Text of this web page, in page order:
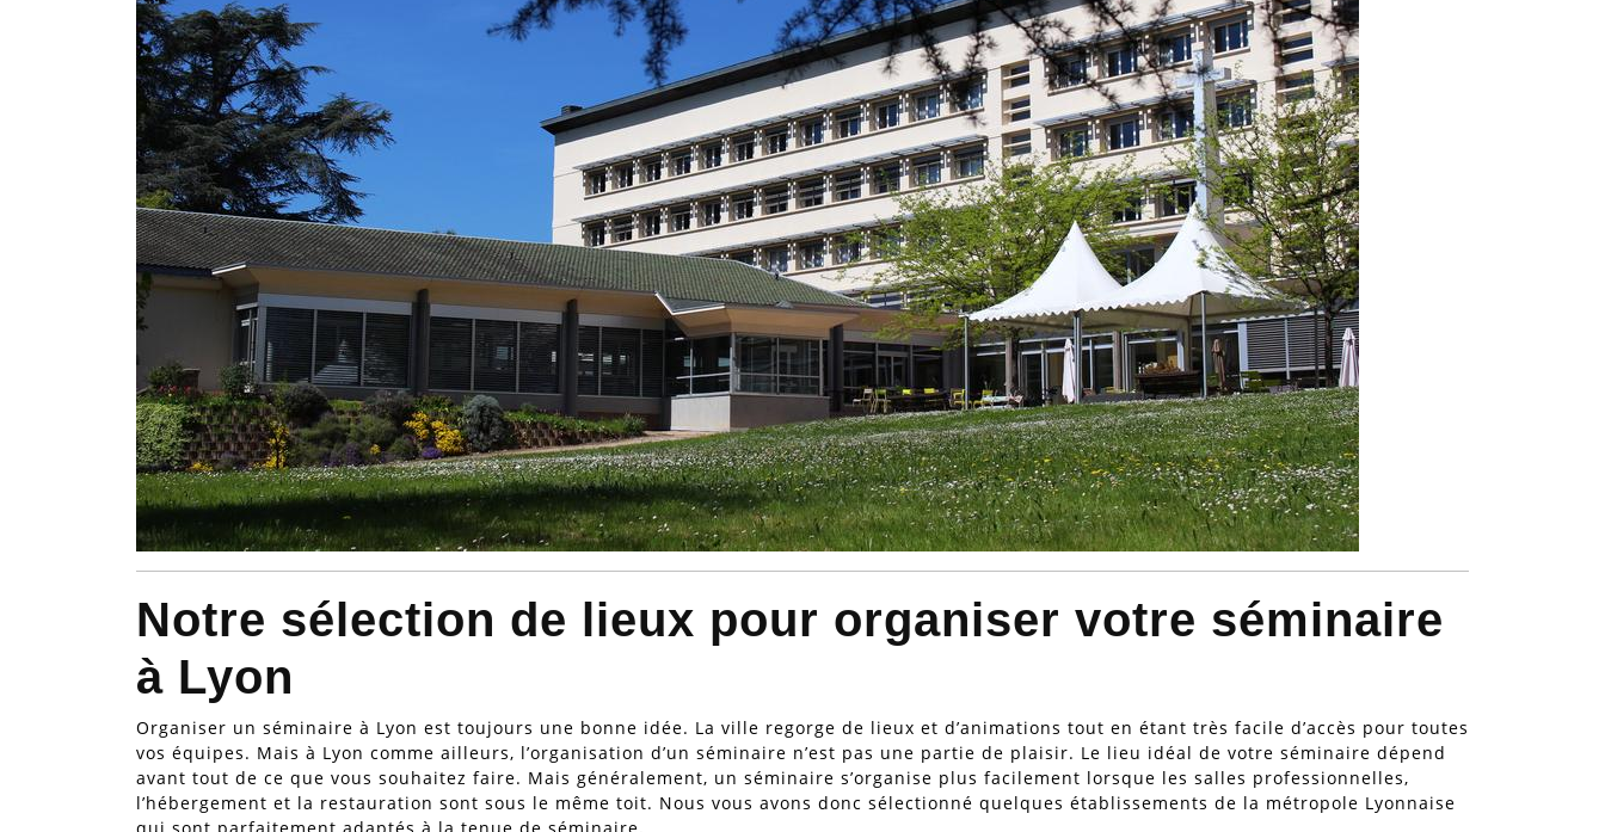
Notre sélection de lieux pour organiser votre séminaire
à Lyon
Organiser un séminaire à Lyon est toujours une bonne idée. La ville regorge de lieux et d’animations tout en étant très facile d’accès pour toutes
vos équipes. Mais à Lyon comme ailleurs, l’organisation d’un séminaire n’est pas une partie de plaisir. Le lieu idéal de votre séminaire dépend
avant tout de ce que vous souhaitez faire. Mais généralement, un séminaire s’organise plus facilement lorsque les salles professionnelles,
l’hébergement et la restauration sont sous le même toit. Nous vous avons donc sélectionné quelques établissements de la métropole Lyonnaise